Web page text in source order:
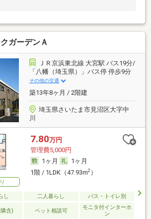
ガーデンＡ
ＪＲ京浜東北線 大宮駅 バス19分/
「八幡（埼玉県）」バス停 停歩9分
その他の交通
築13年8ヶ月 / 2階建
埼玉県さいたま市見沼区大字中
川
7.80万円
管理費5,000円
1ヶ月
1ヶ月
1階 / 1LDK（47.93m2）
し 二人暮らし バス・トイレ別
含) ペット相談可
モニタ付インターホ
ン